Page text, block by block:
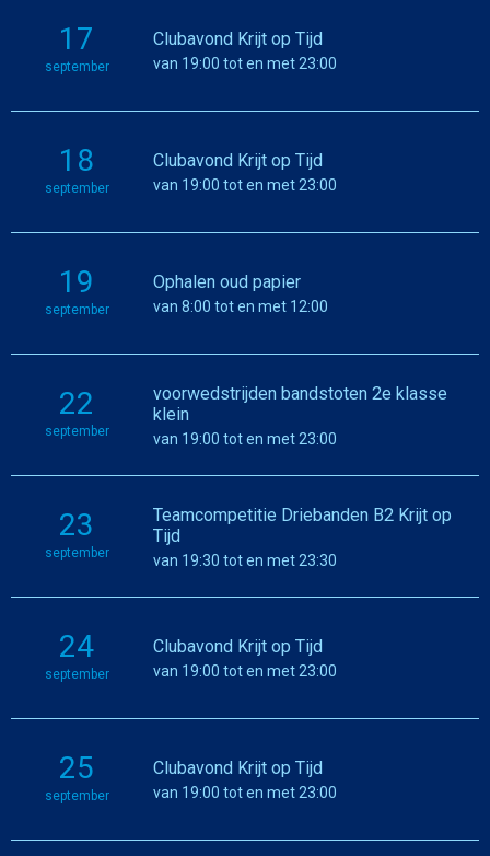
17
september
Clubavond Krijt op Tijd
van 19:00 tot en met 23:00
18
september
Clubavond Krijt op Tijd
van 19:00 tot en met 23:00
19
september
Ophalen oud papier
van 8:00 tot en met 12:00
22
september
voorwedstrijden bandstoten 2e klasse
klein
van 19:00 tot en met 23:00
23
september
Teamcompetitie Driebanden B2 Krijt op
Tijd
van 19:30 tot en met 23:30
24
september
Clubavond Krijt op Tijd
van 19:00 tot en met 23:00
25
september
Clubavond Krijt op Tijd
van 19:00 tot en met 23:00